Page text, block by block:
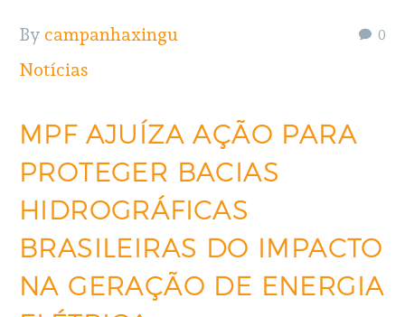
0
By campanhaxingu
Notícias
MPF AJUÍZA AÇÃO PARA
PROTEGER BACIAS
HIDROGRÁFICAS
BRASILEIRAS DO IMPACTO
NA GERAÇÃO DE ENERGIA